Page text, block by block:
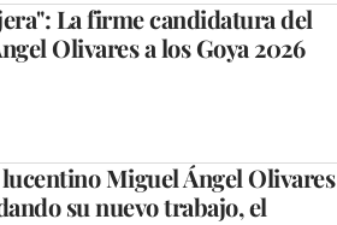
La firme candidatura del
Olivares a los Goya 2026
Miguel Ángel Olivares
su nuevo trabajo, el